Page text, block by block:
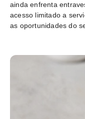
ainda enfrenta
acesso limitado a
as oportunidades do